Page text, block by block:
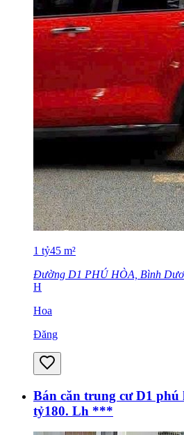
1 tỷ45 m²
Đường D1 PHÚ HÒA, Bình
H
Hoa
Đăng
Bán căn trung cư D1 phú
tỷ180. Lh ***